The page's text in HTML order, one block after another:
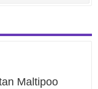
Maltipoo